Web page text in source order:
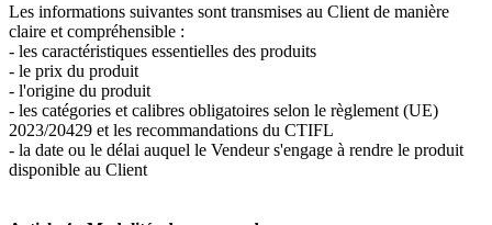
Les informations suivantes sont transmises au Client de manière
claire et compréhensible :
- les caractéristiques essentielles des produits
- le prix du produit
- l'origine du produit
- les catégories et calibres obligatoires selon le règlement (UE)
2023/20429 et les recommandations du CTIFL
- la date ou le délai auquel le Vendeur s'engage à rendre le produit
disponible au Client